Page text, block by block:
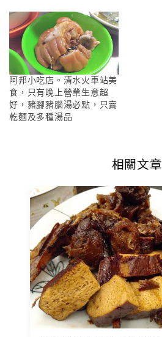
阿邦小吃店。清水火車站美
食，只有晚上營業生意超
好，豬腳豬腦湯必點，只賣
乾麵及多種湯品
相關文章